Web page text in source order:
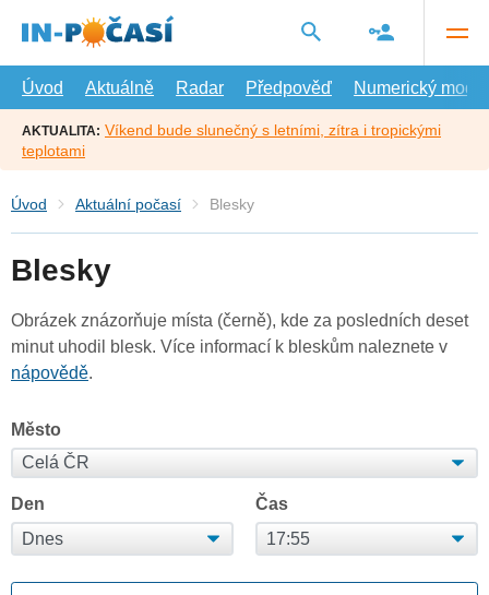
hlavní
Úvod
Aktuálně Radar Předpověď Numerický model
AKTUALITA: Víkend bude slunečný s letními, zítra i tropickými
teplotami
Úvod Aktuální počasí Blesky
Blesky
Obrázek znázorňuje místa (černě), kde za posledních deset
minut uhodil blesk. Více informací k bleskům naleznete v
nápovědě.
Město
Den Čas